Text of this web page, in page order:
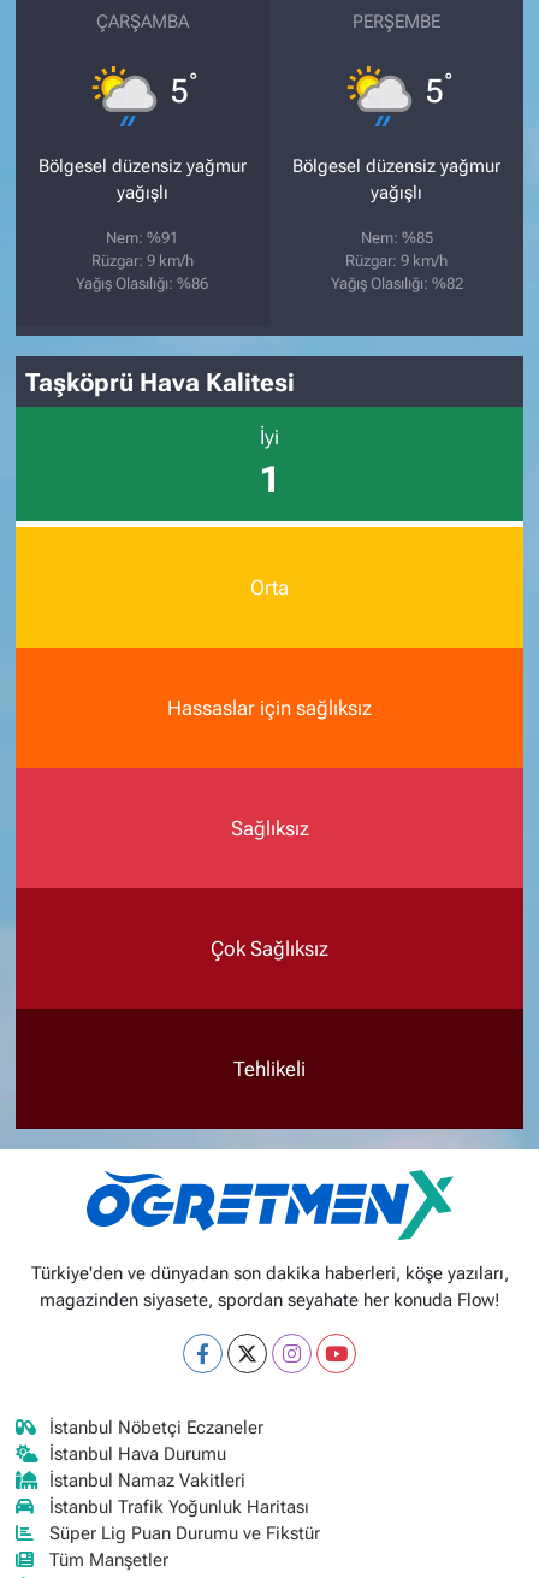
ÇARŞAMBA
5°
Bölgesel düzensiz yağmur
yağışlı
Nem: %91
Rüzgar: 9 km/h
Yağış Olasılığı: %86
PERŞEMBE
5°
Bölgesel düzensiz yağmur
yağışlı
Nem: %85
Rüzgar: 9 km/h
Yağış Olasılığı: %82
Taşköprü Hava Kalitesi
İyi
1
Orta
Hassaslar için sağlıksız
Sağlıksız
Çok Sağlıksız
Tehlikeli
Türkiye'den ve dünyadan son dakika haberleri, köşe yazıları,
magazinden siyasete, spordan seyahate her konuda Flow!
İstanbul Nöbetçi Eczaneler
İstanbul Hava Durumu
İstanbul Namaz Vakitleri
İstanbul Trafik Yoğunluk Haritası
Süper Lig Puan Durumu ve Fikstür
Tüm Manşetler